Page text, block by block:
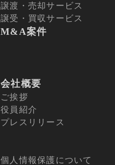
譲渡・売却サービス
譲受・買収サービス
M&A案件
会社概要
ご挨拶
役員紹介
プレスリリース
個人情報保護について